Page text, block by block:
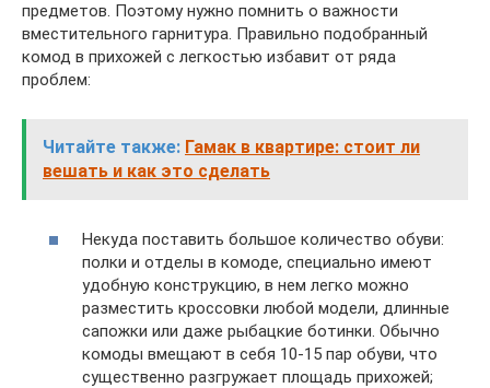
предметов. Поэтому нужно помнить о важности
вместительного гарнитура. Правильно подобранный
комод в прихожей с легкостью избавит от ряда
проблем:
Читайте также: Гамак в квартире: стоит ли
вешать и как это сделать
Некуда поставить большое количество обуви:
полки и отделы в комоде, специально имеют
удобную конструкцию, в нем легко можно
разместить кроссовки любой модели, длинные
сапожки или даже рыбацкие ботинки. Обычно
комоды вмещают в себя 10-15 пар обуви, что
существенно разгружает площадь прихожей;